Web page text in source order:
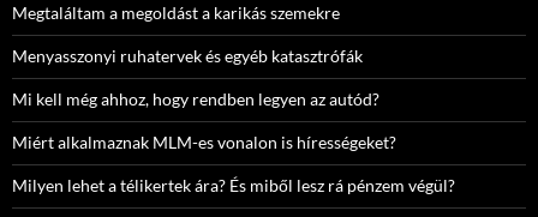
Megtaláltam a megoldást a karikás szemekre
Menyasszonyi ruhatervek és egyéb katasztrófák
Mi kell még ahhoz, hogy rendben legyen az autód?
Miért alkalmaznak MLM-es vonalon is hírességeket?
Milyen lehet a télikertek ára? És miből lesz rá pénzem végül?